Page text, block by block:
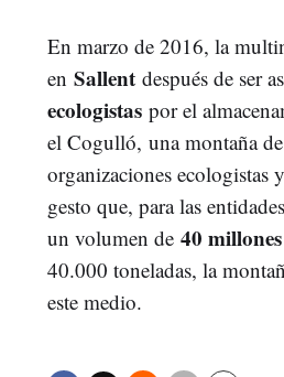
En marzo de 2016, la
en Sallent después de ser
ecologistas por el
el Cogulló, una montaña
organizaciones ecologistas
gesto que, para las
un volumen de 40
40.000 toneladas, la
este medio.